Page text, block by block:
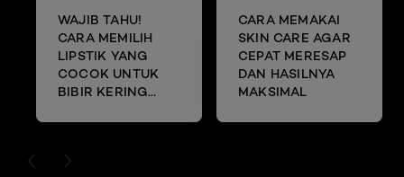
WAJIB TAHU!
CARA MEMILIH
LIPSTIK YANG
COCOK UNTUK
BIBIR KERING
CARA MEMAKAI
SKIN CARE AGAR
CEPAT MERESAP
DAN HASILNYA
MAKSIMAL
PREVIOUS CARD
NEXT CARD